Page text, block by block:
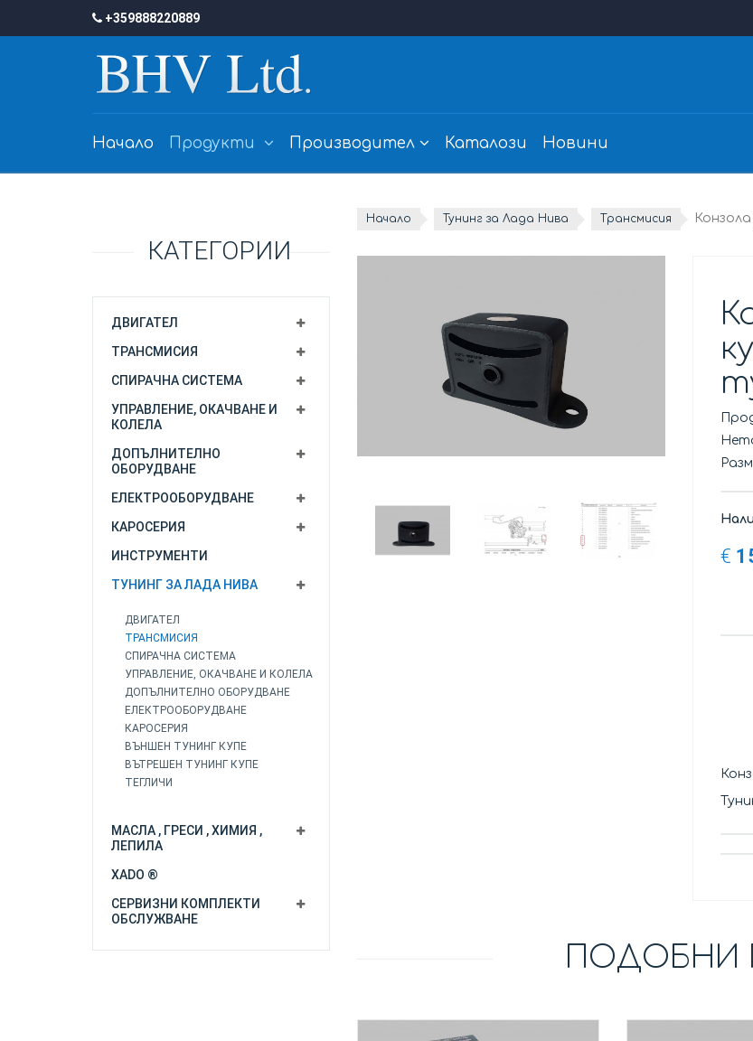
+359888220889
Начало Продукти Производител Каталози Новини
КАТЕГОРИИ
ДВИГАТЕЛ
ТРАНСМИСИЯ
СПИРАЧНА СИСТЕМА
УПРАВЛЕНИЕ, ОКАЧВАНЕ И
КОЛЕЛА
ДОПЪЛНИТЕЛНО
ОБОРУДВАНЕ
ЕЛЕКТРООБОРУДВАНЕ
КАРОСЕРИЯ
ИНСТРУМЕНТИ
ТУНИНГ ЗА ЛАДА НИВА
ДВИГАТЕЛ
ТРАНСМИСИЯ
СПИРАЧНА СИСТЕМА
УПРАВЛЕНИЕ, ОКАЧВАНЕ И КОЛЕЛА
ДОПЪЛНИТЕЛНО ОБОРУДВАНЕ
ЕЛЕКТРООБОРУДВАНЕ
КАРОСЕРИЯ
ВЪНШЕН ТУНИНГ КУПЕ
ВЪТРЕШЕН ТУНИНГ КУПЕ
ТЕГЛИЧИ
МАСЛА , ГРЕСИ , ХИМИЯ ,
ЛЕПИЛА
XADO ®
СЕРВИЗНИ КОМПЛЕКТИ
ОБСЛУЖВАНЕ
Начало Тунинг за Лада Нива Трансмисия
€
ПОДОБНИ